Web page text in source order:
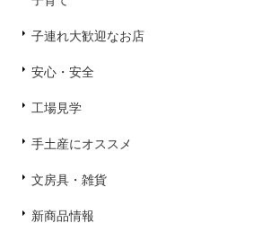
子連れ大歓迎なお店
安心・安全
工場見学
手土産にオススメ
文房具・雑貨
新商品情報